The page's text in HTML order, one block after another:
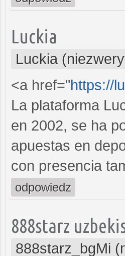
Luckia
Luckia
<a href="https://
La plataforma
en 2002, se ha
apuestas en
con presencia
odpowiedz
888starz
888starz_bgMi